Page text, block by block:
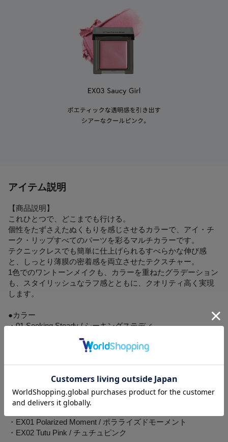
アイテム説明
【商品説明】
これひとつで、どこまでも行ける。
個性をたずさえたぬくもりを感じさせるカラーで、アイ・チ
ーク・リップすべてのパーツを彩るマルチカラーです。
テクニックレスでも簡単に仕上げられるすべらかな伸び感
と、しっとり薄膜の密着感を両立させたテクスチャー。
1色でのワントーンメイクも、カラーを重ねたグラデーション
も、スタイリッシュなラフ感とともに、クオリティ高く実現
します。
●カラー
・01 Seeking Steady / シーキングステディ
・02 Selfish Look / セルフィッシュルック
・03 Peach on Beige / ピーチオンベージュ
・06 Raw Sienna / ローシェンナ
・07 Ceylon Cinnamon / セイロンシナモン
・08 Rose Fade / ローズフェード
・EX01 Polarized Moment / ポラライズドモーメント
・EX02 Tutu Pink / チュチュピンク